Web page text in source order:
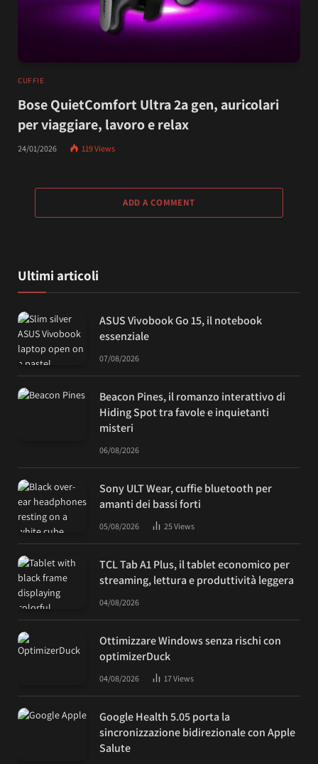
CUFFIE
Bose QuietComfort Ultra 2a gen, auricolari
per viaggiare, lavoro e relax
24/01/2026 119Views
ADD A COMMENT
Ultimi articoli
ASUS Vivobook Go 15, il notebook
essenziale
07/08/2026
Beacon Pines, il romanzo interattivo di
Hiding Spot tra favole e inquietanti
misteri
06/08/2026
Sony ULT Wear, cuffie bluetooth per
amanti dei bassi forti
05/08/2026 25Views
TCL Tab A1 Plus, il tablet economico per
streaming, lettura e produttività leggera
04/08/2026
Ottimizzare Windows senza rischi con
optimizerDuck
04/08/2026 17Views
Google Health 5.05 porta la
sincronizzazione bidirezionale con Apple
Salute